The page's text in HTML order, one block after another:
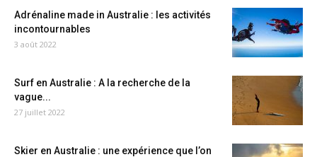
Adrénaline made in Australie : les activités
incontournables
3 août 2022
Surf en Australie : A la recherche de la
vague...
27 juillet 2022
Skier en Australie : une expérience que l’on